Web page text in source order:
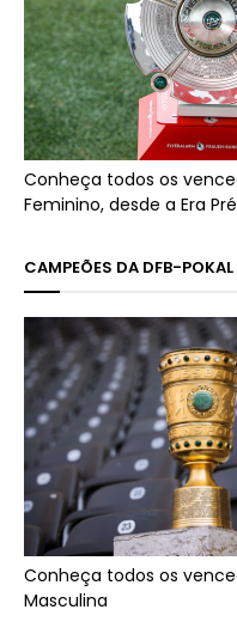
Conheça todos os
Feminino, desde a Era
CAMPEÕES DA DFB-POKAL
Conheça todos os
Masculina